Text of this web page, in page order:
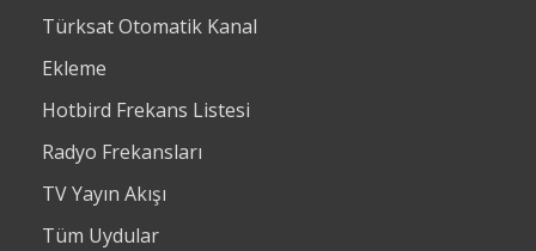
Türksat Otomatik Kanal
Ekleme
Hotbird Frekans Listesi
Radyo Frekansları
TV Yayın Akışı
Tüm Uydular